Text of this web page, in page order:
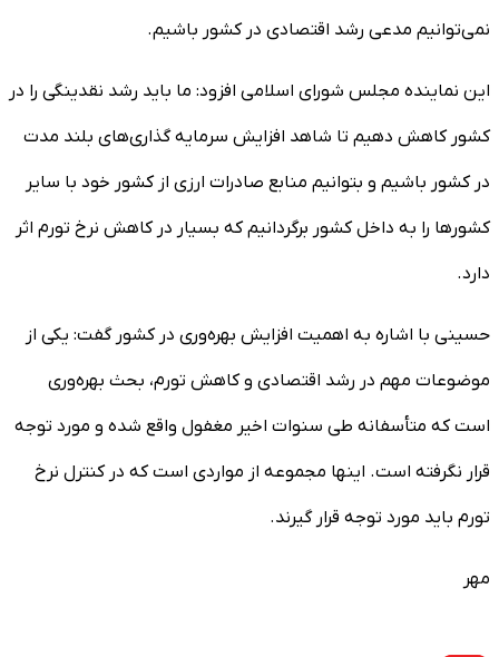
نمی‌توانیم مدعی رشد اقتصادی در کشور باشیم.
این نماینده مجلس شورای اسلامی افزود: ما باید رشد نقدینگی را در
کشور کاهش دهیم تا شاهد افزایش سرمایه گذاری‌های بلند مدت
در کشور باشیم و بتوانیم منابع صادرات ارزی از کشور خود با سایر
کشورها را به داخل کشور برگردانیم که بسیار در کاهش نرخ تورم اثر
دارد.
حسینی با اشاره به اهمیت افزایش بهره‌وری در کشور گفت: یکی از
موضوعات مهم در رشد اقتصادی و کاهش تورم، بحث بهره‌وری
است که متأسفانه طی سنوات اخیر مغفول واقع شده و مورد توجه
قرار نگرفته است. اینها مجموعه از مواردی است که در کنترل نرخ
تورم باید مورد توجه قرار گیرند.
مهر